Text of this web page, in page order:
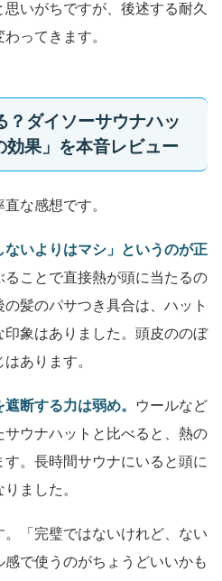
いがちですが、後述する耐久
ってきます。
？ダイソーサウナハッ
効果」を本音レビュー
な感想です。
いよりはマシ」というのが正
ることで直接熱が頭に当たるの
髪のパサつき具合は、ハット
象はありました。頭皮ののぼ
あります。
断する力は弱め。
ウールなど
ウナハットと比べると、熱の
。長時間サウナにいると頭に
ました。
。「完璧ではないけれど、ない
で使うのがちょうどいいかも